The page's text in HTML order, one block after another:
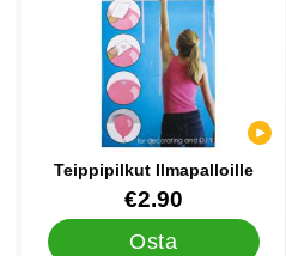
Teippipilkut Ilmapalloille
Tuote.nro 22428
€2.90
Osta